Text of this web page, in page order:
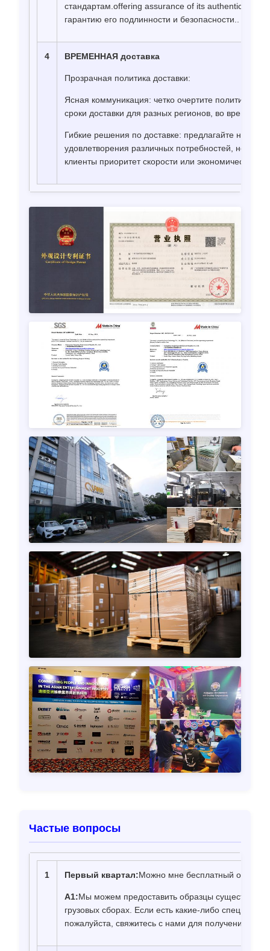
стандартам.offering assurance of its authenticity and
гарантию его подлинности и безопасности..
4 ВРЕМЕННАЯ доставка
Прозрачная политика доставки:
Ясная коммуникация: четко очертите политику
сроки доставки для разных регионов, во время
Гибкие решения по доставке: предлагайте
удовлетворения различных потребностей,
клиенты приоритет скорости или экономической
Частые вопросы
1 Первый квартал:Можно мне бесплатный
А1:Мы можем предоставить образцы
грузовых сборах. Если есть какие-либо
пожалуйста, свяжитесь с нами для получения